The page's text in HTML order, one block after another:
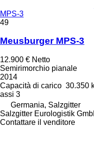
MPS-3
49
Meusburger MPS-3
12.900 € Netto
Semirimorchio pianale
2014
Capacità di carico 30.350
assi 3
Germania, Salzgitter
Salzgitter Eurologistik
Contattare il venditore